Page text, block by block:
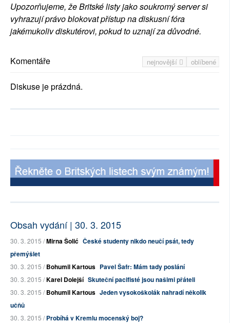
Upozorňujeme, že Britské listy jako soukromý server si
vyhrazují právo blokovat přístup na diskusní fóra
jakémukoliv diskutérovi, pokud to uznají za důvodné.
nejnovější oblíbené
Komentáře
Diskuse je prázdná.
Obsah vydání | 30. 3. 2015
30. 3. 2015 /Mirna Šolić České studenty nikdo neučí psát, tedy
přemýšlet
30. 3. 2015 /Bohumil Kartous Pavel Šafr: Mám tady poslání
30. 3. 2015 /Karel Dolejší Skuteční pacifisté jsou našimi přáteli
30. 3. 2015 /Bohumil Kartous Jeden vysokoškolák nahradí několik
učňů
30. 3. 2015 /Probíhá v Kremlu mocenský boj?